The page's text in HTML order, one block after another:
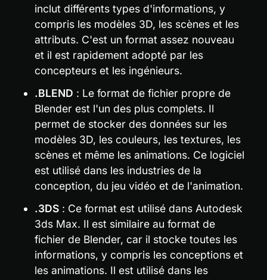
inclut différents types d'informations, y
compris les modèles 3D, les scènes et les
attributs. C'est un format assez nouveau
et il est rapidement adopté par les
concepteurs et les ingénieurs.
.BLEND : Le format de fichier propre de
Blender est l'un des plus complets. Il
permet de stocker des données sur les
modèles 3D, les couleurs, les textures, les
scènes et même les animations. Ce logiciel
est utilisé dans les industries de la
conception, du jeu vidéo et de l'animation.
.3DS : Ce format est utilisé dans Autodesk
3ds Max. Il est similaire au format de
fichier de Blender, car il stocke toutes les
informations, y compris les conceptions et
les animations. Il est utilisé dans les